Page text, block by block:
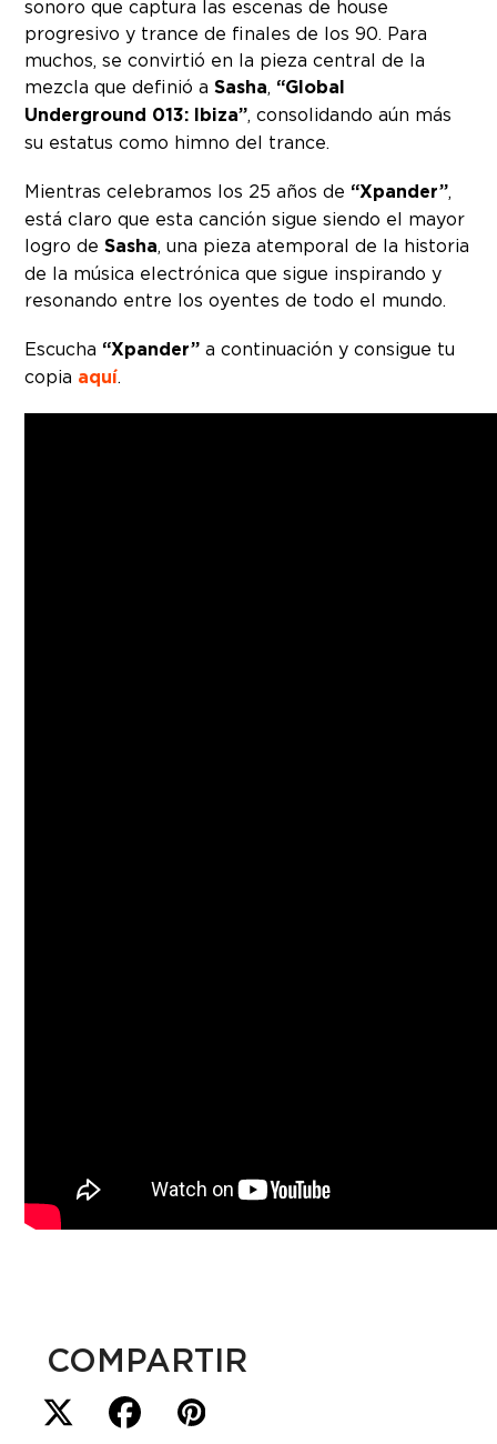
sonoro que captura las escenas de house
progresivo y trance de finales de los 90. Para
muchos, se convirtió en la pieza central de la
mezcla que definió aSasha, “Global
Underground 013: Ibiza”, consolidando aún más
su estatus como himno del trance.
Mientras celebramos los 25 años de “Xpander”,
está claro que esta canción sigue siendo el mayor
logro deSasha, una pieza atemporal de la historia
de la música electrónica que sigue inspirando y
resonando entre los oyentes de todo el mundo.
Escucha “Xpander” a continuación y consigue tu
copia aquí.
COMPARTIR